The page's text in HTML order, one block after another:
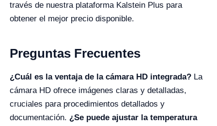
través de nuestra plataforma Kalstein Plus para
obtener el mejor precio disponible.
Preguntas Frecuentes
¿Cuál es la ventaja de la cámara HD integrada? La
cámara HD ofrece imágenes claras y detalladas,
cruciales para procedimientos detallados y
documentación. ¿Se puede ajustar la temperatura